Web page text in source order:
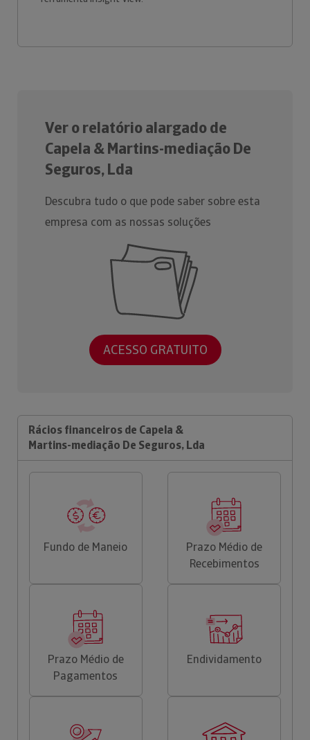
Ver o relatório alargado de
Capela & Martins-mediação De
Seguros, Lda
Descubra tudo o que pode saber sobre esta
empresa com as nossas soluções
ACESSO GRATUITO
Rácios financeiros de Capela &
Martins-mediação De Seguros, Lda
Fundo de Maneio
Prazo Médio de
Recebimentos
Prazo Médio de
Pagamentos
Endividamento